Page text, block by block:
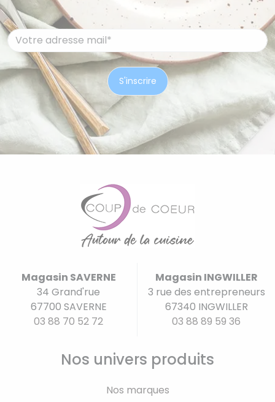
Magasin SAVERNE
34 Grand'rue
67700 SAVERNE
03 88 70 52 72
Magasin INGWILLER
3 rue des entrepreneurs
67340 INGWILLER
03 88 89 59 36
Nos univers produits
Nos marques